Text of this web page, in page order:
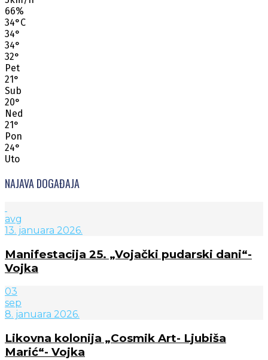
66%
34°C
34°
34°
32°
Pet
21°
Sub
20°
Ned
21°
Pon
24°
Uto
NAJAVA DOGAĐAJA
avg
13. januara 2026.
Manifestacija 25. „Vojački pudarski dani“-
Vojka
03
sep
8. januara 2026.
Likovna kolonija „Cosmik Art- Ljubiša
Marić“- Vojka